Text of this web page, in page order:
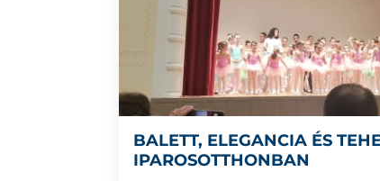
BALETT, ELEGANCIA ÉS
IPAROSOTTHONBAN